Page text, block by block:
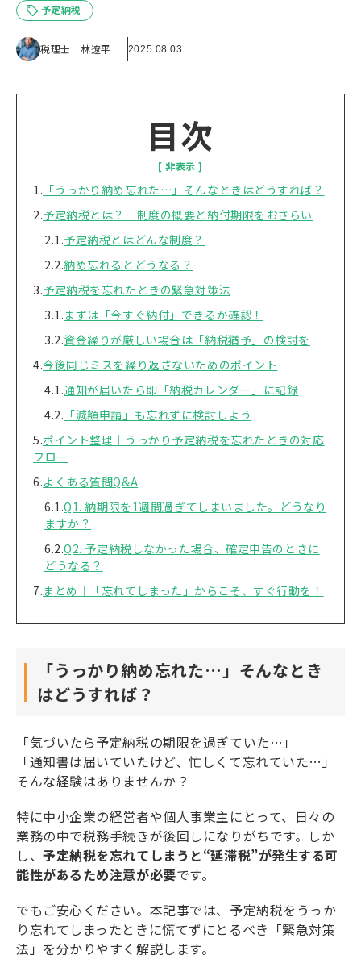
予定納税
税理士 林遼平 2025.08.03
目次
「うっかり納め忘れた…」そんなときはどうすれば？
予定納税とは？｜制度の概要と納付期限をおさらい
予定納税とはどんな制度？
納め忘れるとどうなる？
予定納税を忘れたときの緊急対策法
まずは「今すぐ納付」できるか確認！
資金繰りが厳しい場合は「納税猶予」の検討を
今後同じミスを繰り返さないためのポイント
通知が届いたら即「納税カレンダー」に記録
「減額申請」も忘れずに検討しよう
ポイント整理｜うっかり予定納税を忘れたときの対応
フロー
よくある質問Q&A
Q1. 納期限を1週間過ぎてしまいました。どうなり
ますか？
Q2. 予定納税しなかった場合、確定申告のときに
どうなる？
まとめ｜「忘れてしまった」からこそ、すぐ行動を！
「うっかり納め忘れた…」そんなとき
はどうすれば？
「気づいたら予定納税の期限を過ぎていた…」
「通知書は届いていたけど、忙しくて忘れていた…」
そんな経験はありませんか？
特に中小企業の経営者や個人事業主にとって、日々の
業務の中で税務手続きが後回しになりがちです。しか
し、予定納税を忘れてしまうと“延滞税”が発生する可
能性があるため注意が必要です。
でもご安心ください。本記事では、予定納税をうっか
り忘れてしまったときに慌てずにとるべき「緊急対策
法」を分かりやすく解説します。